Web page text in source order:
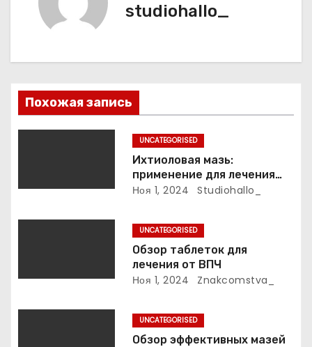
а
п
и
studiohallo_
Похожая запись
UNCATEGORISED
Ихтиоловая мазь:
применение для лечения
фурункулов
Ноя 1, 2024 Studiohallo_
UNCATEGORISED
Обзор таблеток для
лечения от ВПЧ
Ноя 1, 2024 Znakcomstva_
UNCATEGORISED
Обзор эффективных мазей